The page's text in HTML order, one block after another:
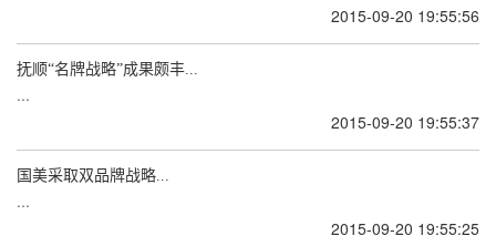
2015-09-20 19:55:56
抚顺“名牌战略”成果颇丰...
...
2015-09-20 19:55:37
国美采取双品牌战略...
...
2015-09-20 19:55:25